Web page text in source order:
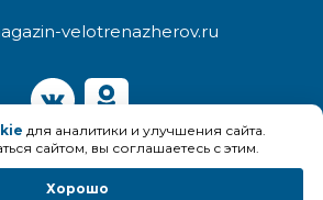
velotrenazherov.ru
для аналитики и улучшения сайта.
сайтом, вы соглашаетесь с этим.
Хорошо